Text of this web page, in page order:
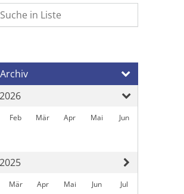
in Liste
Archiv
2026
Feb Mär Apr Mai Jun
2025
Mär Apr Mai Jun Jul